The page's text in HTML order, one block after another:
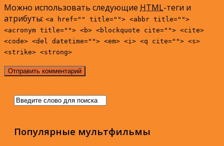
Можно использовать следующие HTML-теги и
атрибуты: <a href="" title=""> <abbr title="">
<acronym title=""> <b> <blockquote cite=""> <cite>
<code> <del datetime=""> <em> <i> <q cite=""> <s>
<strike> <strong>
Популярные мультфильмы